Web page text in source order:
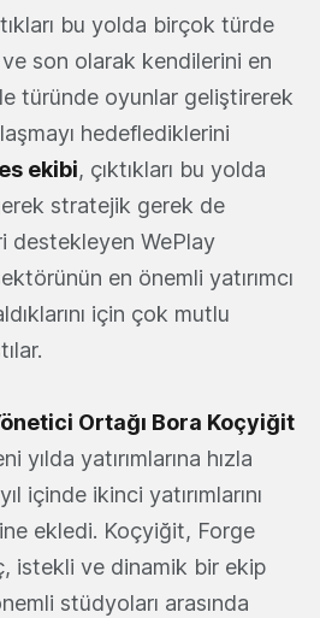
bu yolda birçok türde
son olarak kendilerini en
türünde oyunlar geliştirerek
hedeflediklerini
ekibi, çıktıkları bu yolda
stratejik gerek de
destekleyen WePlay
en önemli yatırımcı
için çok mutlu
Ortağı Bora Koçyiğit
yılda yatırımlarına hızla
içinde ikinci yatırımlarını
ekledi. Koçyiğit, Forge
istekli ve dinamik bir ekip
stüdyoları arasında